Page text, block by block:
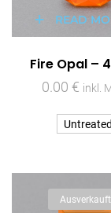
READ
Fire Opal –
0.00 € inkl.
Untreated